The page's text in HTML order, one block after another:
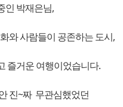
인 박재은님,
와 사람들이 공존하는 도시,
즐거운 여행이었습니다.
진~짜 무관심했었던